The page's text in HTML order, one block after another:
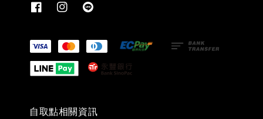
自取點相關資訊